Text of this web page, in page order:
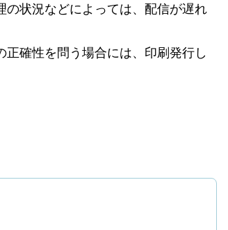
状況などによっては、配信が遅れ
確性を問う場合には、印刷発行し